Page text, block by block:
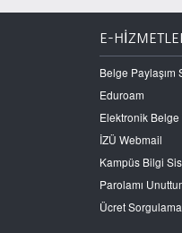
E-
Belge Paylaşım
Eduroam
Elektronik
İZÜ Webmail
Kampüs Bilgi
Parolamı
Ücret